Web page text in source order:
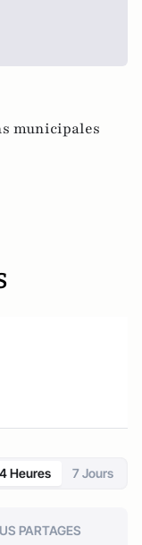
municipales
Heures 7 Jours
PARTAGES